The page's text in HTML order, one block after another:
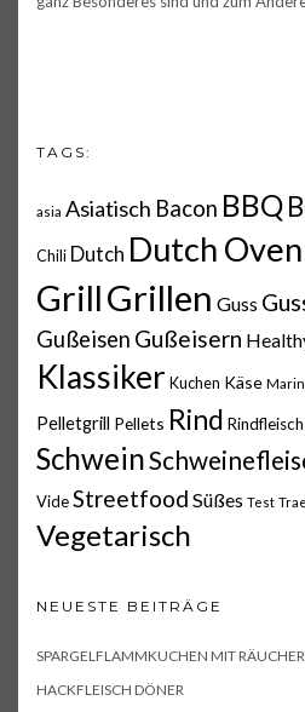
TAGS:
asia Asiatisch Bacon BBQ
Chili Dutch Dutch Oven
GrillGrillen Guss
Gußeisen Gußeisern
Klassiker Kuchen Käse
Pelletgrill Pellets Rind Rindfleisch
Schwein
VideStreetfood Süßes Test
Vegetarisch
NEUESTE BEITRÄGE
SPARGELFLAMMKUCHEN MIT
HACKFLEISCH DÖNER